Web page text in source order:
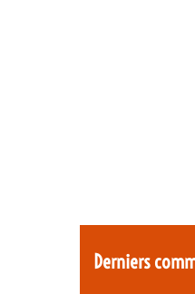
Derniers